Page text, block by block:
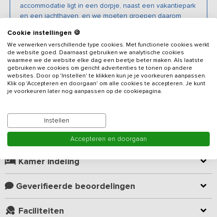
accommodatie ligt in een dorpje, naast een vakantiepark
en een jachthaven, en we moeten groepen daarom
Beschrijving
Verscholen aan het eind van een binnenhaventje vind je dit
vakantieadresvoor 22 personen. De accommodatie ligt direct
’s ochtends na het ontbijt meteen in de boten kunt stappen om
het water op te gaan. Een gezellig familieweekend, een paar
dagen uitrusten met vrienden, lekker uitwaaien op het water of
een geheel verzorgd schoolkamp. Er is van alles te doen! Je kunt
als Langweer, Woudsend, Sloten en Sneek over het water leren
kennen.
van eigen sanitaire ruimte met douches en toiletten. De
Lees meer
Kamer indeling
Geverifieerde beoordelingen
Faciliteiten
Cookie instellingen 🍪
We verwerken verschillende type cookies. Met functionele cookies werkt
de website goed. Daarnaast gebruiken we analytische cookies
waarmee we de website elke dag een beetje beter maken. Als laatste
gebruiken we cookies om gericht advertenties te tonen op andere
websites. Door op 'Instellen' te klikken kun je je voorkeuren aanpassen.
Klik op 'Accepteren en doorgaan' om alle cookies te accepteren. Je kunt
je voorkeuren later nog aanpassen op de cookiepagina.
Instellen
Accepteren en doorgaan